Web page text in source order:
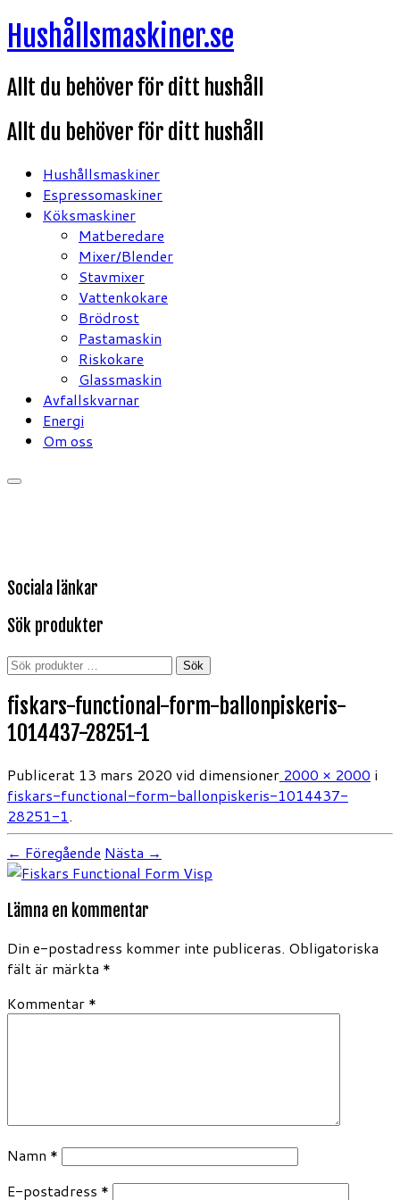
Hoppa
till
Hushållsmaskiner.se
Allt du behöver för ditt hushåll
Allt du behöver för ditt hushåll
Hushållsmaskiner
Espressomaskiner
Köksmaskiner
Matberedare
Mixer/Blender
Stavmixer
Vattenkokare
Brödrost
Pastamaskin
Riskokare
Glassmaskin
Avfallskvarnar
Energi
Om oss
Sociala länkar
Sök produkter
Sök
Sök
fiskars-functional-form-ballonpiskeris-
1014437-28251-1
Publicerat 13 mars 2020 vid dimensioner 2000 × 2000 i
fiskars-functional-form-ballonpiskeris-1014437-
28251-1.
← Föregående Nästa →
Lämna en kommentar
Din e-postadress kommer inte publiceras. Obligatoriska
fält är märkta *
Kommentar *
Namn *
E-postadress *